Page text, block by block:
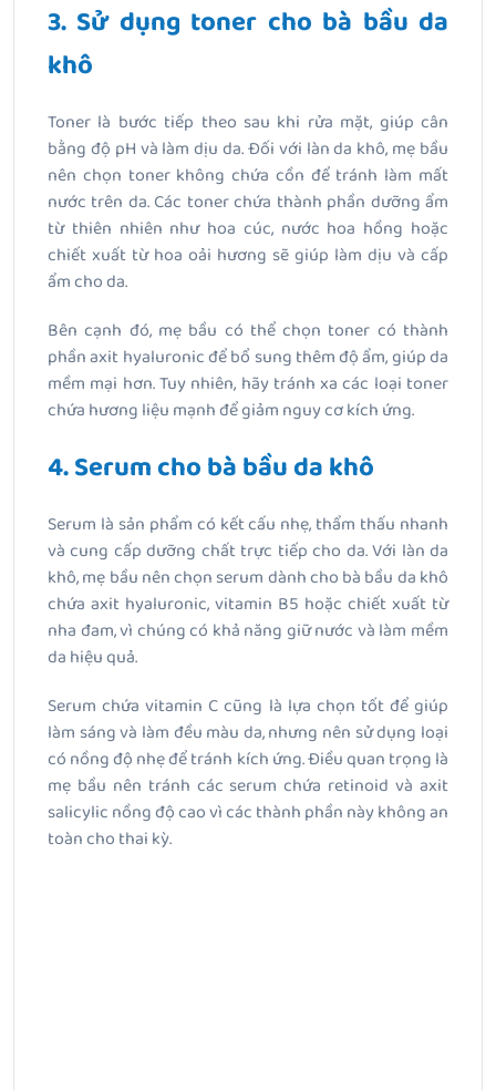
3. Sử dụng toner cho bà bầu da
khô
Toner là bước tiếp theo sau khi rửa mặt, giúp cân
bằng độ pH và làm dịu da. Đối với làn da khô, mẹ bầu
nên chọn toner không chứa cồn để tránh làm mất
nước trên da. Các toner chứa thành phần dưỡng ẩm
từ thiên nhiên như hoa cúc, nước hoa hồng hoặc
chiết xuất từ hoa oải hương sẽ giúp làm dịu và cấp
ẩm cho da.
Bên cạnh đó, mẹ bầu có thể chọn toner có thành
phần axit hyaluronic để bổ sung thêm độ ẩm, giúp da
mềm mại hơn. Tuy nhiên, hãy tránh xa các loại toner
chứa hương liệu mạnh để giảm nguy cơ kích ứng.
4. Serum cho bà bầu da khô
Serum là sản phẩm có kết cấu nhẹ, thẩm thấu nhanh
và cung cấp dưỡng chất trực tiếp cho da. Với làn da
khô, mẹ bầu nên chọn serum dành cho bà bầu da khô
chứa axit hyaluronic, vitamin B5 hoặc chiết xuất từ
nha đam, vì chúng có khả năng giữ nước và làm mềm
da hiệu quả.
Serum chứa vitamin C cũng là lựa chọn tốt để giúp
làm sáng và làm đều màu da, nhưng nên sử dụng loại
có nồng độ nhẹ để tránh kích ứng. Điều quan trọng là
mẹ bầu nên tránh các serum chứa retinoid và axit
salicylic nồng độ cao vì các thành phần này không an
toàn cho thai kỳ.